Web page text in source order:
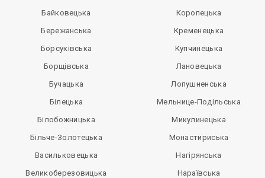
Байковецька
Бережанська
Борсуківська
Борщівська
Бучацька
Білецька
Білобожницька
Більче-Золотецька
Васильковецька
Великоберезовицька
Коропецька
Кременецька
Купчинецька
Лановецька
Лопушненська
Мельнице-Подільська
Микулинецька
Монастириська
Нагірянська
Нараївська